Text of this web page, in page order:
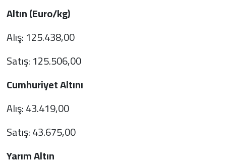
Altın (Euro/kg)
Alış: 125.438,00
Satış: 125.506,00
Cumhuriyet Altını
Alış: 43.419,00
Satış: 43.675,00
Yarım Altın